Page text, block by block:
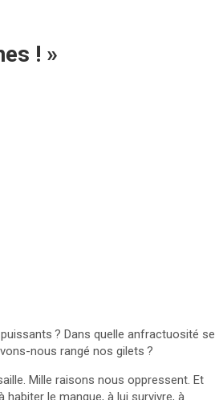
! »
? Dans quelle anfractuosité se
nous rangé nos gilets ?
Mille raisons nous oppressent. Et
habiter le manque, à lui survivre, à